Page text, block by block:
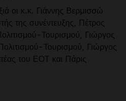
οι κ.κ. Γιάννης Βερμισσώ
της συνέντευξης, Πέτρος
Τουρισμού, Γιώργος
Τουρισμού, Γιώργος
του ΕΟΤ και Πάρις